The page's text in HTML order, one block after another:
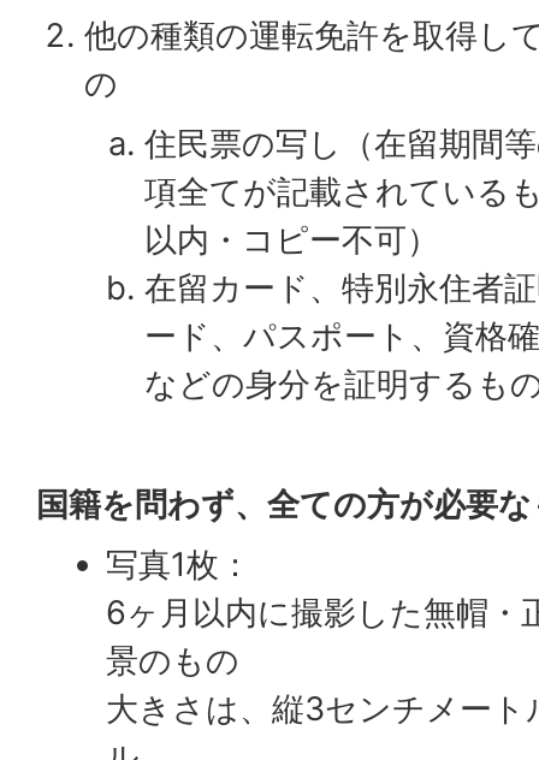
他の種類の運転免許を取得し
の
住民票の写し（在留期間
項全てが記載されている
以内・コピー不可）
在留カード、特別永住者
ード、パスポート、資格
などの身分を証明するも
国籍を問わず、全ての方が必要
写真1枚：
6ヶ月以内に撮影した無帽・
景のもの
大きさは、縦3センチメー